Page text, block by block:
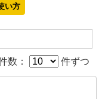
い方
数： 件ずつ